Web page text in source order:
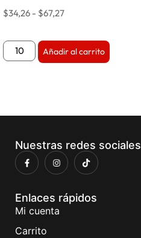
$34,26 - $67,27
Añadir al carrito
Nuestras redes sociales
Enlaces rápidos
Mi cuenta
Carrito